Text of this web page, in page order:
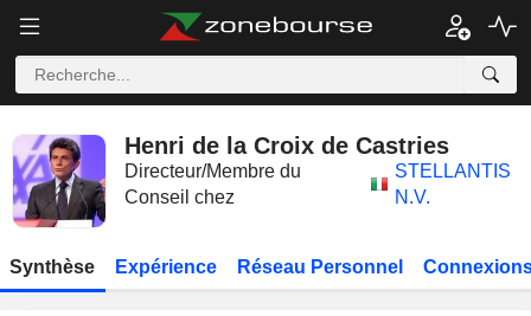
Henri de la Croix de Castries
Directeur/Membre du
Conseil chez
STELLANTIS
N.V.
Synthèse Expérience Réseau Personnel